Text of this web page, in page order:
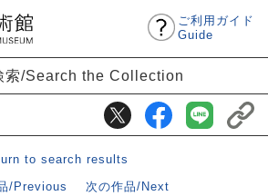
ご利用ガイド
Guide
索/Search the Collection
to search results
/Previous
次の作品/Next